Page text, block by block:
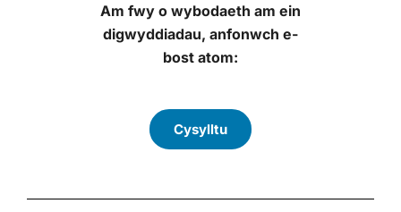
Am fwy o wybodaeth am ein
digwyddiadau, anfonwch e-
bost atom:
Cysylltu